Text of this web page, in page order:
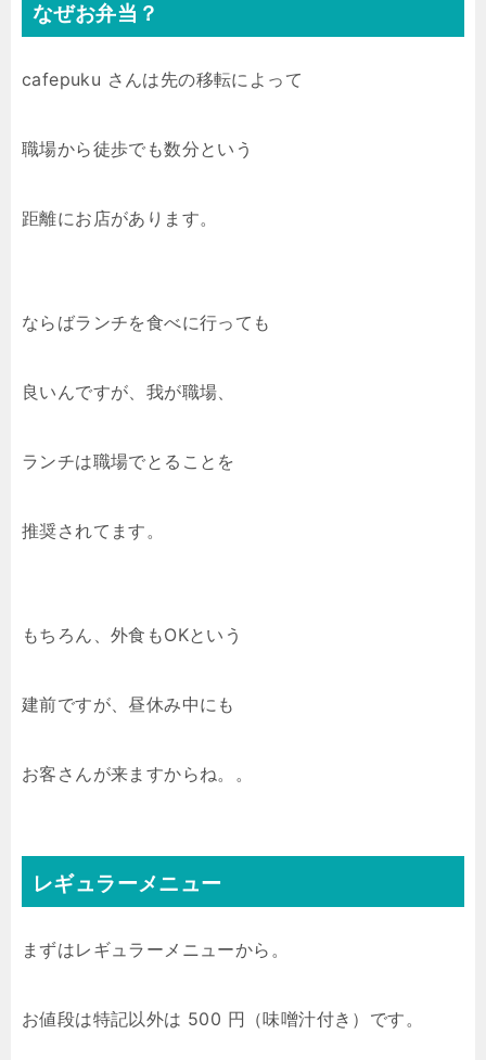
なぜお弁当？
cafepuku さんは先の移転によって
職場から徒歩でも数分という
距離にお店があります。
ならばランチを食べに行っても
良いんですが、我が職場、
ランチは職場でとることを
推奨されてます。
もちろん、外食もOKという
建前ですが、昼休み中にも
お客さんが来ますからね。。
レギュラーメニュー
まずはレギュラーメニューから。
お値段は特記以外は 500 円（味噌汁付き）です。